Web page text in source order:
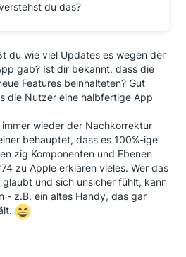
du das?
du wie viel Updates es wegen der
gab? Ist dir bekannt, dass die
Features beinhalteten? Gut
die Nutzer eine halbfertige App
immer wieder der Nachkorrektur
behauptet, dass es 100%-ige
zig Komponenten und Ebenen
zu Apple erklären vieles. Wer das
und sich unsicher fühlt, kann
- z.B. ein altes Handy, das gar